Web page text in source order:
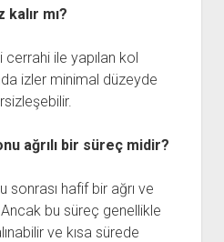
mı?
ile yapılan kol
izler minimal düzeyde
ağrılı bir süreç midir?
hafif bir ağrı ve
Ancak bu süreç genellikle
ve kısa sürede